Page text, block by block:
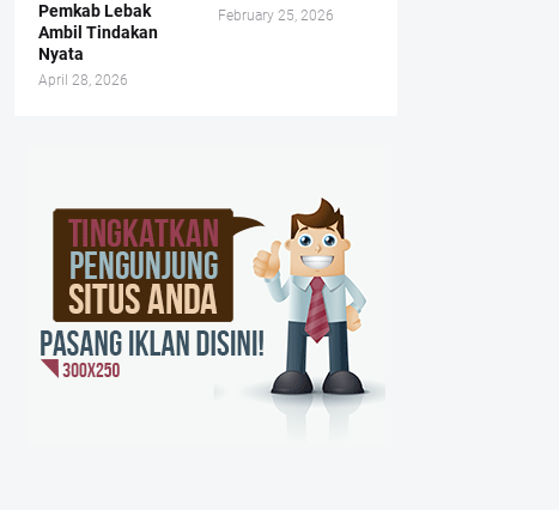
Pemkab Lebak
Ambil Tindakan
Nyata
April 28, 2026
February 25, 2026